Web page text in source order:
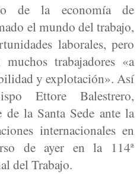
de la economía de
el mundo del trabajo,
laborales, pero
trabajadores «a
y explotación». Así
Ettore Balestrero,
de la Santa Sede ante la
internacionales en
de ayer en la 114ª
del Trabajo.